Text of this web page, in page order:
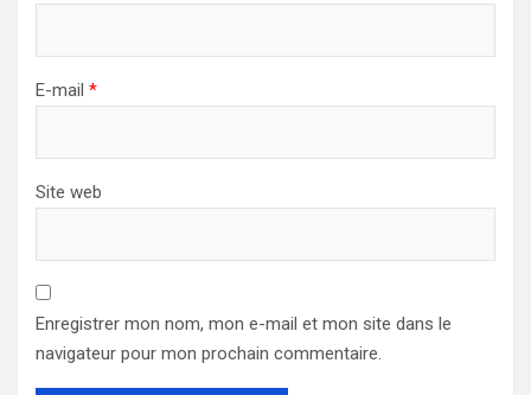
E-mail *
Site web
Enregistrer mon nom, mon e-mail et mon site dans le
navigateur pour mon prochain commentaire.